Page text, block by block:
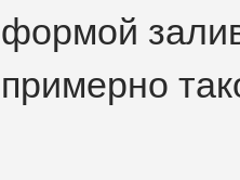
формой
примерно